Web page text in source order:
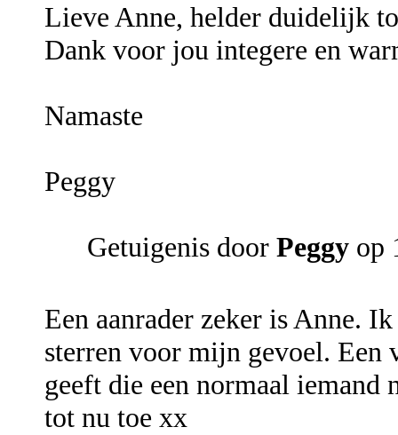
Lieve Anne, helder duidelijk
Dank voor jou integere en
Namaste
Peggy
Getuigenis door Peggy op
Een aanrader zeker is Anne.
sterren voor mijn gevoel. Een
geeft die een normaal iemand
tot nu toe xx